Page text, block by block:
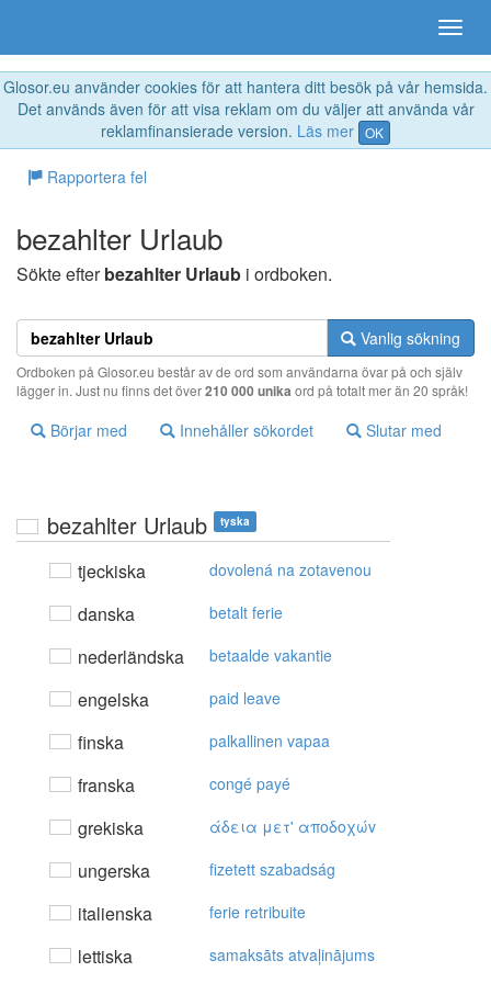
Glosor.eu använder cookies för att hantera ditt besök på vår hemsida.
Det används även för att visa reklam om du väljer att använda vår
reklamfinansierade version. Läs mer OK
Rapportera fel
bezahlter Urlaub
Sökte efterbezahlter Urlaub i ordboken.
Vanlig sökning
Ordboken på Glosor.eu består av de ord som användarna övar på och själv
lägger in. Just nu finns det över210 000 unika ord på totalt mer än 20 språk!
Börjar med Innehåller sökordet Slutar med
bezahlter Urlaub tyska
tjeckiska dovolená na zotavenou
danska betalt ferie
nederländska betaalde vakantie
engelska paid leave
finska palkallinen vapaa
franska congé payé
grekiska άδεια μετ' απoδoχώv
ungerska fizetett szabadság
italienska ferie retribuite
lettiska samaksāts atvaļinājums